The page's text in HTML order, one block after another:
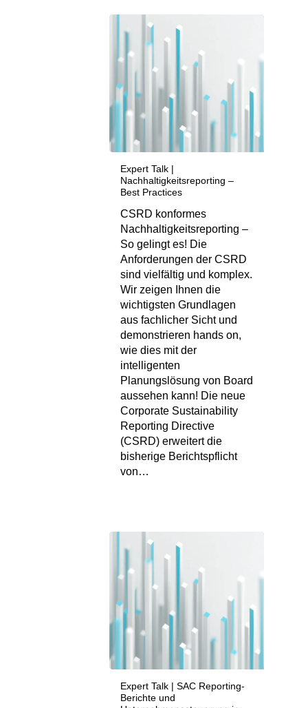
Expert Talk |
Nachhaltigkeitsreporting –
Best Practices
CSRD konformes
Nachhaltigkeitsreporting –
So gelingt es! Die
Anforderungen der CSRD
sind vielfältig und komplex.
Wir zeigen Ihnen die
wichtigsten Grundlagen
aus fachlicher Sicht und
demonstrieren hands on,
wie dies mit der
intelligenten
Planungslösung von Board
aussehen kann! Die neue
Corporate Sustainability
Reporting Directive
(CSRD) erweitert die
bisherige Berichtspflicht
von…
Expert Talk | SAC Reporting-
Berichte und